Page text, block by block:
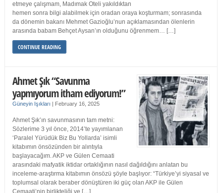
etmeye çalışmam, Madımak Oteli yakıldıktan
hemen sonra bilgi alabilmek için oradan oraya koşturmam; sonrasında
da dönemin bakanı Mehmet Gazioğlu’nun açıklamasından ölenlerin
arasında babam Behçet Aysan’ın olduğunu öğrenmem… […]
CONTINUE READING
Ahmet Şık “Savunma
yapmıyorum itham ediyorum!”
Güneyin Işıkları | February 16, 2025
Ahmet Şık’ın savunmasının tam metni:
Sözlerime 3 yıl önce, 2014’te yayımlanan
‘Paralel Yürüdük Biz Bu Yollarda’ isimli
kitabımın önsözünden bir alıntıyla
başlayacağım. AKP ve Gülen Cemaati
arasındaki mafyatik iktidar ortaklığının nasıl dağıldığını anlatan bu
inceleme-araştırma kitabımın önsözü şöyle başlıyor: “Türkiye’yi siyasal ve
toplumsal olarak beraber dönüştüren iki güç olan AKP ile Gülen
Cemaati’nin birlikteliği ve […]